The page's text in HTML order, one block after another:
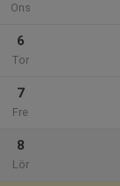
Ons
6
Tor
7
Fre
8
Lör